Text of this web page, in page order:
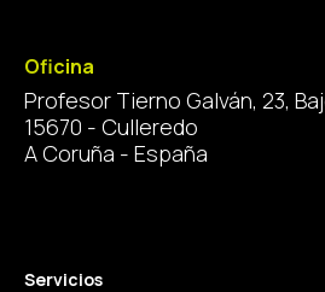
Oficina
Profesor Tierno Galván, 23,
15670 - Culleredo
A Coruña - España
Servicios